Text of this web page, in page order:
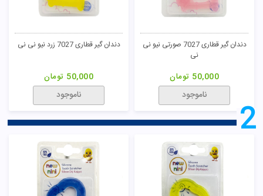
دندان گیر قطاری 7027 صورتی نیو نی
نی
50,000 تومان
ناموجود
دندان گیر قطاری 7027 زرد نیو نی نی
50,000 تومان
ناموجود
2